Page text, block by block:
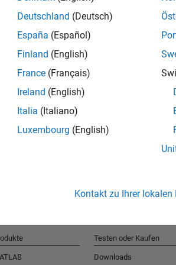
Deutschland (Deutsch)
España (Español)
Finland (English)
France (Français)
Ireland (English)
Italia (Italiano)
Luxembourg (English)
Kontakt zu Ihrer lokalen
Testen oder Kaufen
Downloads